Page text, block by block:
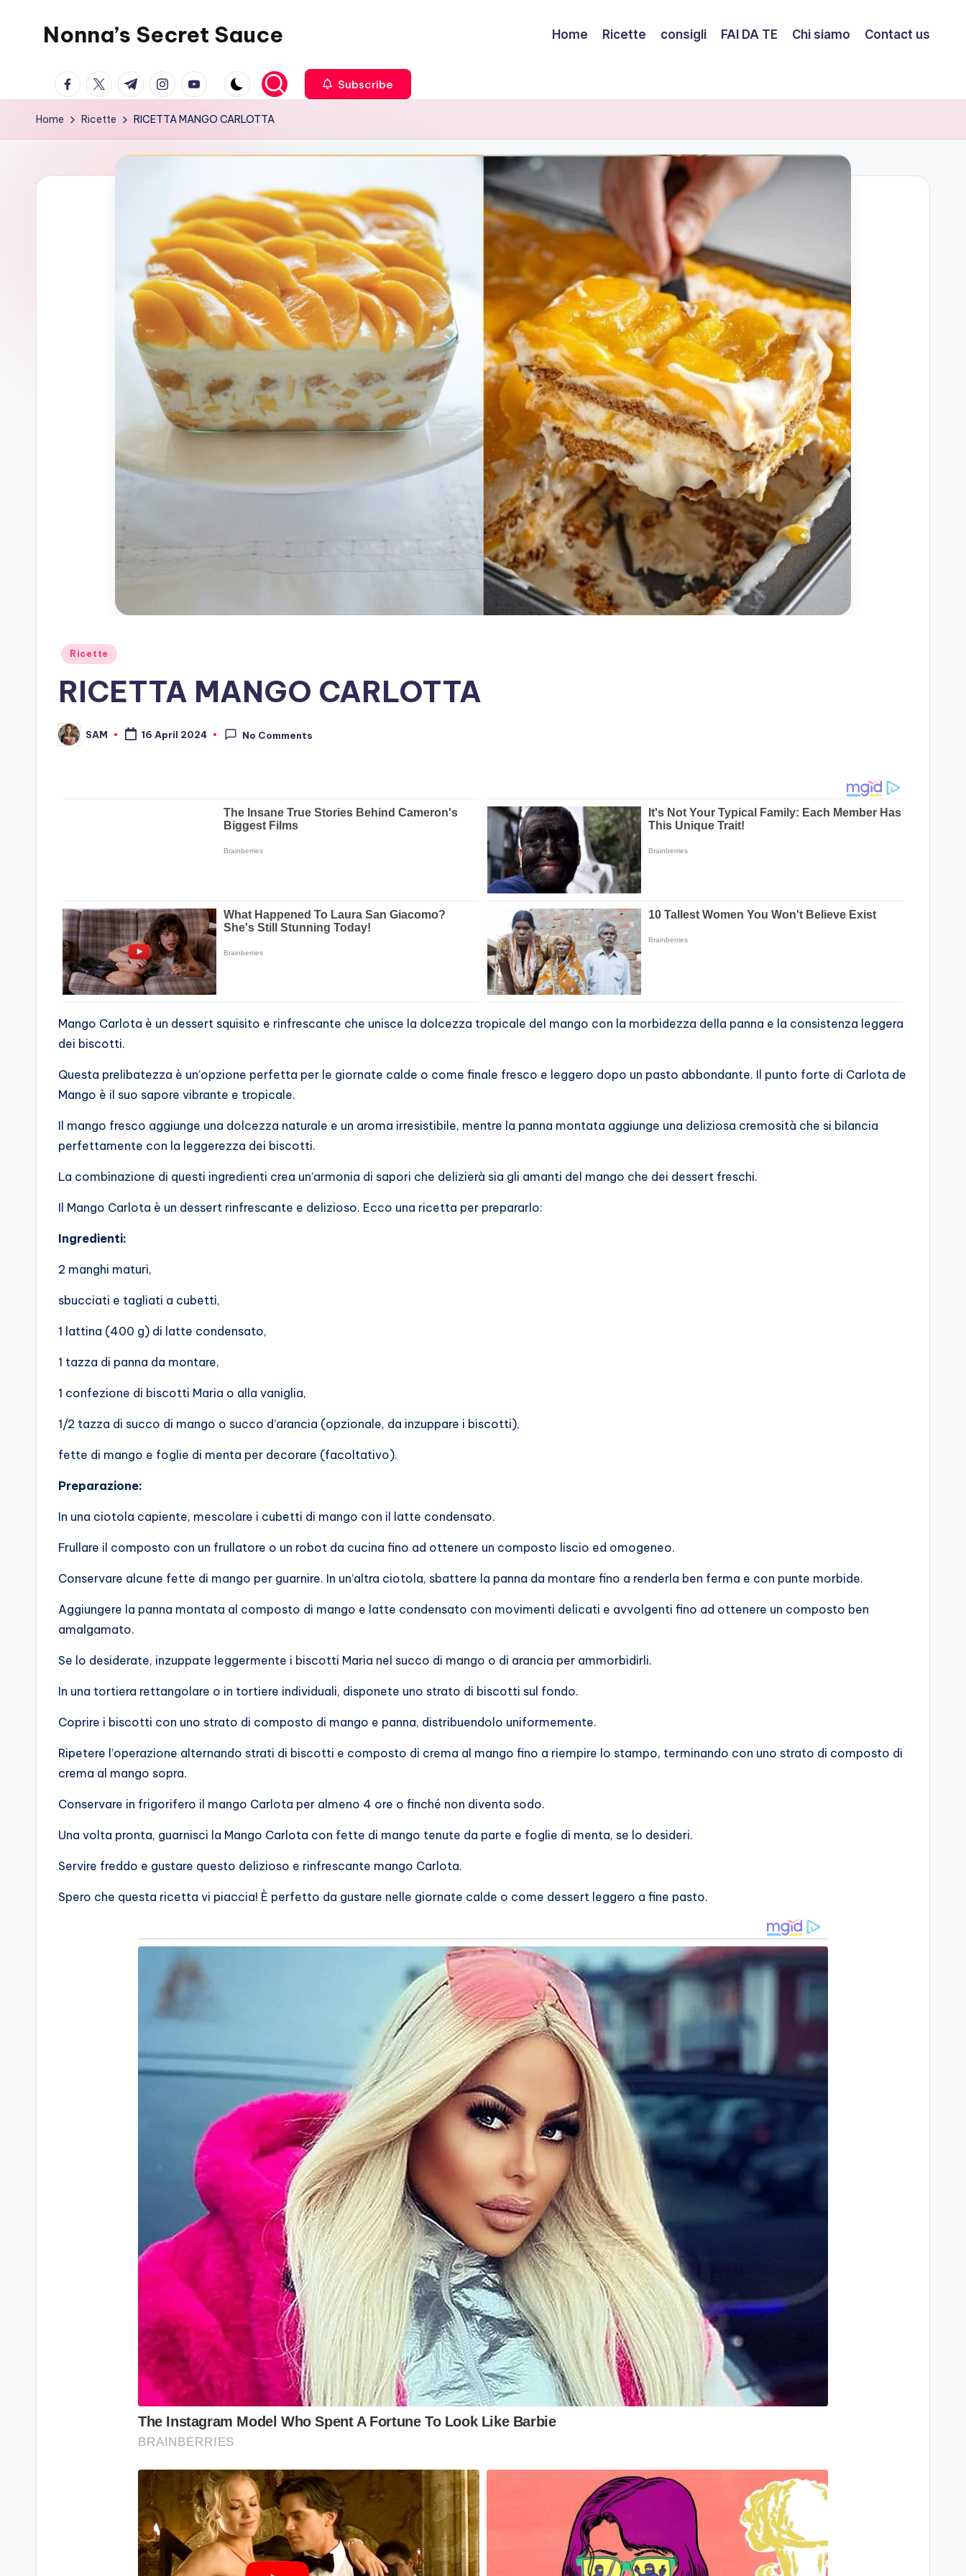
Nonna’s Secret Sauce Home Ricette consigli FAI DA TE Chi siamo Contact us
facebook.com
twitter.com
t.me instagram.com
youtube.com Subscribe
Home Ricette RICETTA MANGO CARLOTTA
Posted
Ricette
RICETTA MANGO CARLOTTA
Posted
by
SAM 16 April 2024 No Comments
Mango Carlota è un dessert squisito e rinfrescante che unisce la dolcezza tropicale del mango con la morbidezza della panna e la consistenza leggera
dei biscotti.
Questa prelibatezza è un’opzione perfetta per le giornate calde o come finale fresco e leggero dopo un pasto abbondante. Il punto forte di Carlota de
Mango è il suo sapore vibrante e tropicale.
Il mango fresco aggiunge una dolcezza naturale e un aroma irresistibile, mentre la panna montata aggiunge una deliziosa cremosità che si bilancia
perfettamente con la leggerezza dei biscotti.
La combinazione di questi ingredienti crea un’armonia di sapori che delizierà sia gli amanti del mango che dei dessert freschi.
Il Mango Carlota è un dessert rinfrescante e delizioso. Ecco una ricetta per prepararlo:
Ingredienti:
2 manghi maturi,
sbucciati e tagliati a cubetti,
1 lattina (400 g) di latte condensato,
1 tazza di panna da montare,
1 confezione di biscotti Maria o alla vaniglia,
1/2 tazza di succo di mango o succo d’arancia (opzionale, da inzuppare i biscotti),
fette di mango e foglie di menta per decorare (facoltativo).
Preparazione:
In una ciotola capiente, mescolare i cubetti di mango con il latte condensato.
Frullare il composto con un frullatore o un robot da cucina fino ad ottenere un composto liscio ed omogeneo.
Conservare alcune fette di mango per guarnire. In un’altra ciotola, sbattere la panna da montare fino a renderla ben ferma e con punte morbide.
Aggiungere la panna montata al composto di mango e latte condensato con movimenti delicati e avvolgenti fino ad ottenere un composto ben
amalgamato.
Se lo desiderate, inzuppate leggermente i biscotti Maria nel succo di mango o di arancia per ammorbidirli.
In una tortiera rettangolare o in tortiere individuali, disponete uno strato di biscotti sul fondo.
Coprire i biscotti con uno strato di composto di mango e panna, distribuendolo uniformemente.
Ripetere l’operazione alternando strati di biscotti e composto di crema al mango fino a riempire lo stampo, terminando con uno strato di composto di
crema al mango sopra.
Conservare in frigorifero il mango Carlota per almeno 4 ore o finché non diventa sodo.
Una volta pronta, guarnisci la Mango Carlota con fette di mango tenute da parte e foglie di menta, se lo desideri.
Servire freddo e gustare questo delizioso e rinfrescante mango Carlota.
Spero che questa ricetta vi piaccia! È perfetto da gustare nelle giornate calde o come dessert leggero a fine pasto.